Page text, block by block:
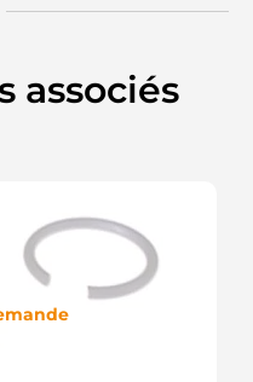
associés